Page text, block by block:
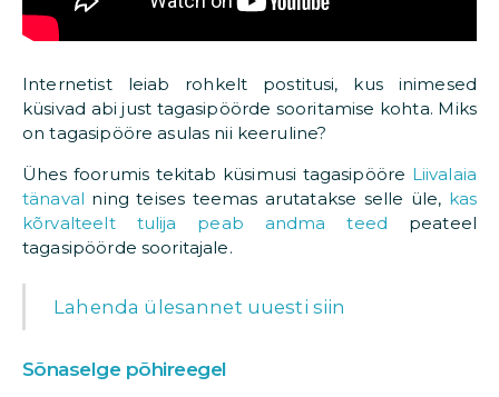
Internetist leiab rohkelt postitusi, kus inimesed
küsivad abi just tagasipöörde sooritamise kohta. Miks
on tagasipööre asulas nii keeruline?
Ühes foorumis tekitab küsimusi tagasipööre Liivalaia
tänaval ning teises teemas arutatakse selle üle, kas
kõrvalteelt tulija peab andma teed peateel
tagasipöörde sooritajale.
Lahenda ülesannet uuesti siin
Sõnaselge põhireegel